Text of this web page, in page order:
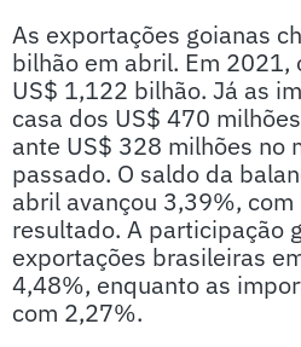
As exportações goianas
bilhão em abril. Em 2021,
US$ 1,122 bilhão. Já as
casa dos US$ 470
ante US$ 328 milhões no
passado. O saldo da
abril avançou 3,39%,
resultado. A participação
exportações brasileiras
4,48%, enquanto as
com 2,27%.